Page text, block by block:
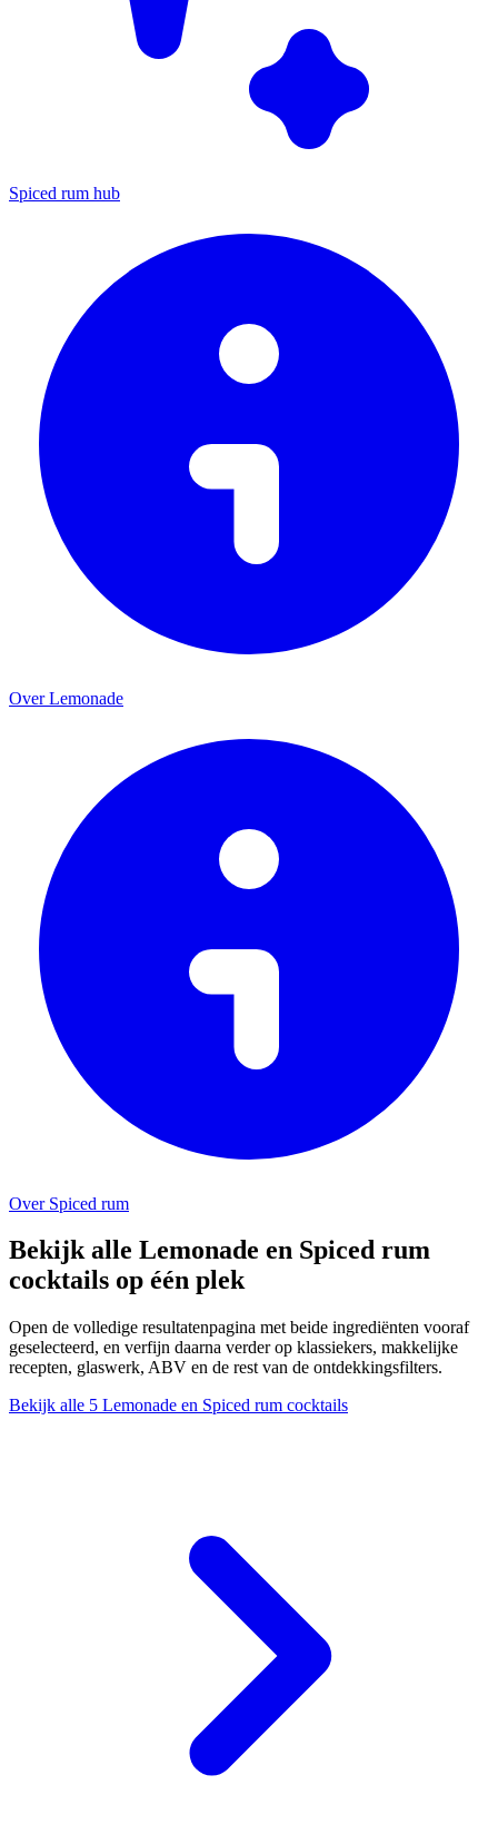
Spiced rum hub
Over Lemonade
Over Spiced rum
Bekijk alle Lemonade en Spiced rum
cocktails op één plek
Open de volledige resultatenpagina met beide ingrediënten vooraf
geselecteerd, en verfijn daarna verder op klassiekers, makkelijke
recepten, glaswerk, ABV en de rest van de ontdekkingsfilters.
Bekijk alle 5 Lemonade en Spiced rum cocktails